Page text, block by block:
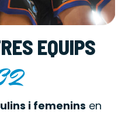
EQUIPS
i femenins en